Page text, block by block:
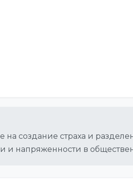
создание страха и
и напряженности в